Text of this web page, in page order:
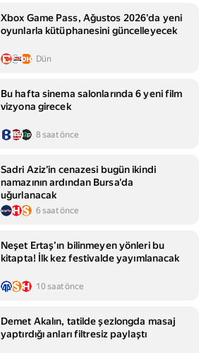
Xbox Game Pass, Ağustos 2026'da yeni
oyunlarla kütüphanesini güncelleyecek
Dün
Bu hafta sinema salonlarında 6 yeni film
vizyona girecek
8 saat önce
Sadri Aziz'in cenazesi bugün ikindi
namazının ardından Bursa'da
uğurlanacak
6 saat önce
Neşet Ertaş’ın bilinmeyen yönleri bu
kitapta! İlk kez festivalde yayımlanacak
10 saat önce
Demet Akalın, tatilde şezlongda masaj
yaptırdığı anları filtresiz paylaştı